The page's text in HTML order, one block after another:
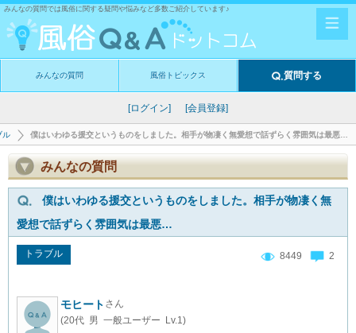
みんなの質問では風俗に関する疑問や悩みなど多数ご紹介しています♪
みんなの質問 風俗トピックス 質問する
[ログイン] [会員登録]
ル 僕はいわゆる援交というものをしました。相手が物凄く無愛想で話ずらく雰囲気は最悪…
みんなの質問
僕はいわゆる援交というものをしました。相手が物凄く無
愛想で話ずらく雰囲気は最悪…
トラブル 8449 2
モヒート さん
(20代 男 一般ユーザー Lv.1)